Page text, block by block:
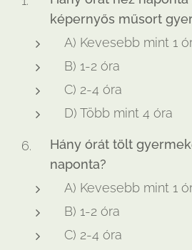
képernyős műsort
A) Kevesebb mint 1
B) 1-2 óra
C) 2-4 óra
D) Több mint 4 óra
Hány órát tölt
naponta?
A) Kevesebb mint 1
B) 1-2 óra
C) 2-4 óra